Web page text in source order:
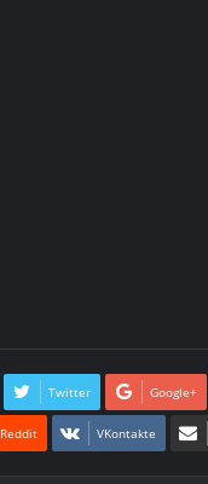
Twitter Google+
Reddit VKontakte